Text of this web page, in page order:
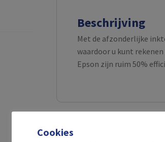
Beschrijving
Met de afzonderlijke
waardoor u kunt
Epson zijn ruim 50%
Cookies